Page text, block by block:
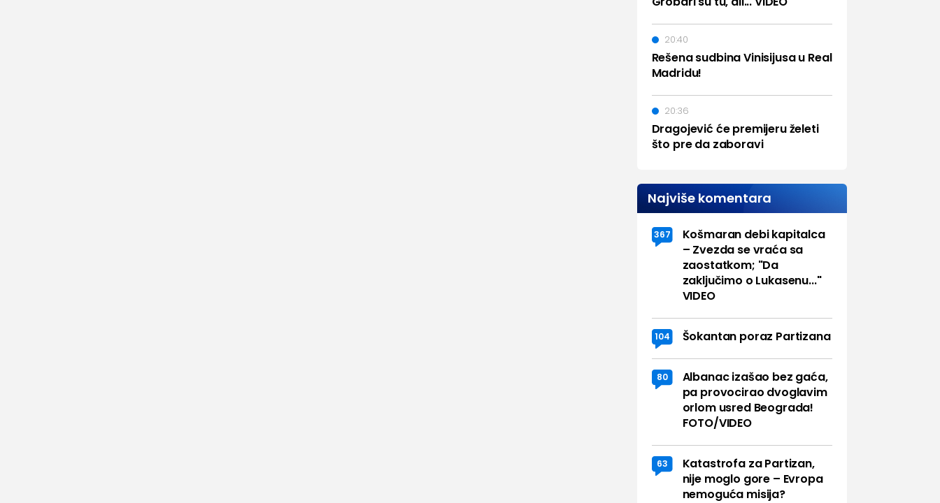
Rešena sudbina Vinisijusa u Real
Madridu!
20:40
Dragojević će premijeru želeti
što pre da zaboravi
20:36
Najviše komentara
367
Košmaran debi kapitalca
– Zvezda se vraća sa
zaostatkom; "Da
zaključimo o Lukasenu..."
VIDEO
104 Šokantan poraz Partizana
80
Albanac izašao bez gaća,
pa provocirao dvoglavim
orlom usred Beograda!
FOTO/VIDEO
63
Katastrofa za Partizan,
nije moglo gore – Evropa
nemoguća misija?